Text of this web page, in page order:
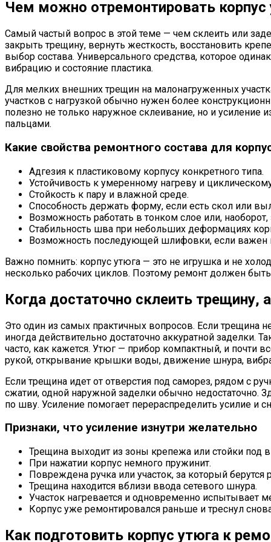
Чем можно отремонтировать корпус
Самый частый вопрос в этой теме — чем склеить или
закрыть трещину, вернуть жесткость, восстановить
выбор состава. Универсального средства, которое
вибрацию и состояние пластика.
Для мелких внешних трещин на малонагруженных
участков с нагрузкой обычно нужен более
полезно не только наружное склеивание, но и усиление
пальцами.
Какие свойства ремонтного состава для
Адгезия к пластиковому корпусу конкретного типа.
Устойчивость к умеренному нагреву и
Стойкость к пару и влажной среде.
Способность держать форму, если есть скол или
Возможность работать в тонком слое или, наоборот,
Стабильность шва при небольших деформациях
Возможность последующей шлифовки, если важен
Важно помнить: корпус утюга — это не игрушка и не
несколько рабочих циклов. Поэтому ремонт должен
Когда достаточно склеить трещину,
Это один из самых практичных вопросов. Если трещина
иногда действительно достаточно аккуратной заделки.
часто, как кажется. Утюг — прибор компактный, и почти
рукой, открывание крышки воды, движение шнура,
Если трещина идет от отверстия под саморез, рядом с
сжатии, одной наружной заделки обычно недостаточно.
по шву. Усиление помогает перераспределить усилие и
Признаки, что усиление изнутри желательно
Трещина выходит из зоны крепежа или стойки под
При нажатии корпус немного пружинит.
Повреждена ручка или участок, за который берутся
Трещина находится вблизи ввода сетевого шнура.
Участок нагревается и одновременно испытывает
Корпус уже ремонтировался раньше и треснул
Как подготовить корпус утюга к